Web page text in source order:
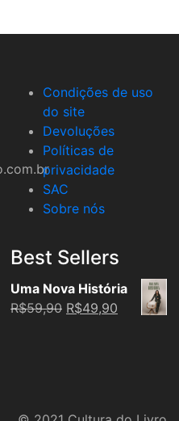
Condições de uso
do site
Devoluções
Políticas de
privacidade
SAC
Sobre nós
Best Sellers
Uma Nova História
R$59,90 Original
R$49,90 Current